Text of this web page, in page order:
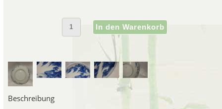
gleichbedeutend mit
Porzellan
Beschreibung